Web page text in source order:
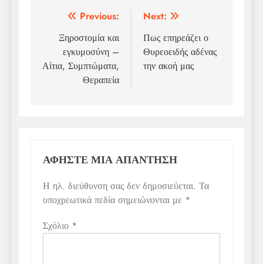
Πλοήγηση
άρθρων
Previous:
Ξηροστομία και
εγκυμοσύνη –
Αίτια, Συμπτώματα,
Θεραπεία
Next:
Πως επηρεάζει ο
Θυρεοειδής αδένας
την ακοή μας
ΑΦΉΣΤΕ ΜΙΑ ΑΠΆΝΤΗΣΗ
Η ηλ. διεύθυνση σας δεν δημοσιεύεται. Τα
υποχρεωτικά πεδία σημειώνονται με *
Σχόλιο *